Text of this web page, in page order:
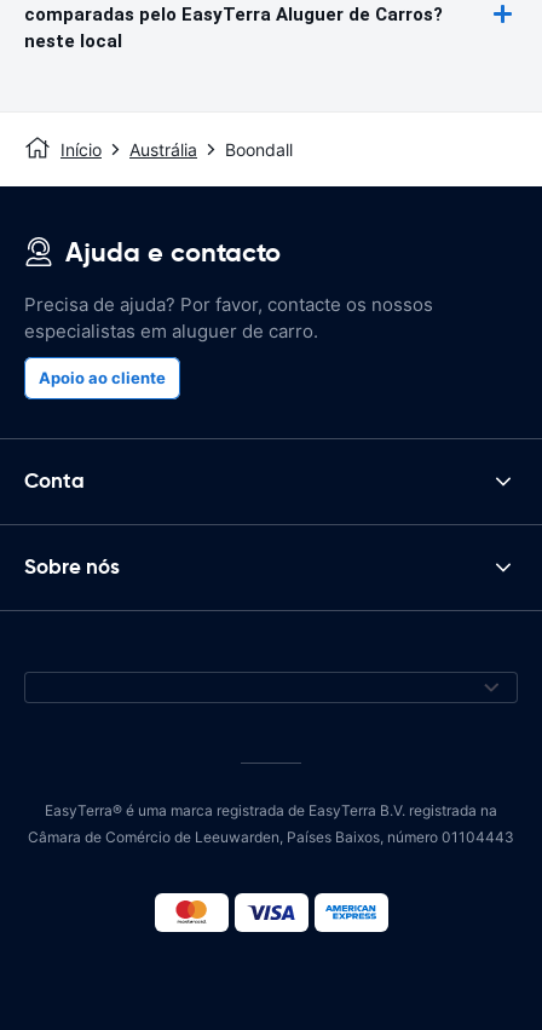
comparadas pelo EasyTerra Aluguer de Carros?
neste local
Início Austrália Boondall
Ajuda e contacto
Precisa de ajuda? Por favor, contacte os nossos
especialistas em aluguer de carro.
Apoio ao cliente
Conta
Sobre nós
EasyTerra® é uma marca registrada de EasyTerra B.V. registrada na
Câmara de Comércio de Leeuwarden, Países Baixos, número 01104443